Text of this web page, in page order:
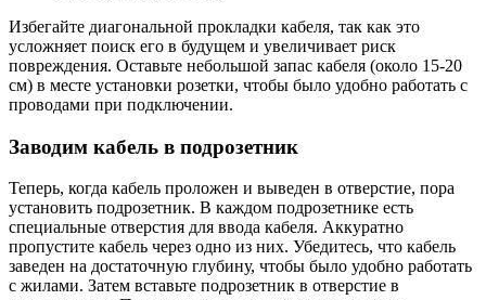
Избегайте диагональной прокладки кабеля, так как это
усложняет поиск его в будущем и увеличивает риск
повреждения. Оставьте небольшой запас кабеля (около 15-20
см) в месте установки розетки, чтобы было удобно работать с
проводами при подключении.
Заводим кабель в подрозетник
Теперь, когда кабель проложен и выведен в отверстие, пора
установить подрозетник. В каждом подрозетнике есть
специальные отверстия для ввода кабеля. Аккуратно
пропустите кабель через одно из них. Убедитесь, что кабель
заведен на достаточную глубину, чтобы было удобно работать
с жилами. Затем вставьте подрозетник в отверстие в